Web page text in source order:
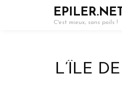
EPILER.NET
C'est mieux, sans poils !
L’ÎLE